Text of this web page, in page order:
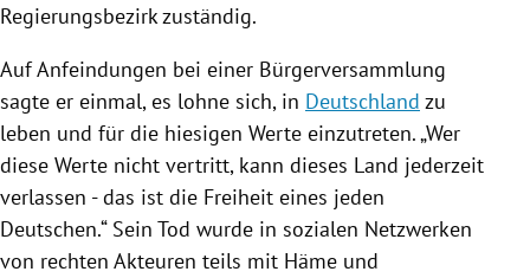
Regierungsbezirk zuständig.
Auf Anfeindungen bei einer Bürgerversammlung
sagte er einmal, es lohne sich, in Deutschland zu
leben und für die hiesigen Werte einzutreten. „Wer
diese Werte nicht vertritt, kann dieses Land jederzeit
verlassen - das ist die Freiheit eines jeden
Deutschen.“ Sein Tod wurde in sozialen Netzwerken
von rechten Akteuren teils mit Häme und